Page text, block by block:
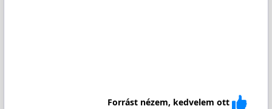
Forrást nézem, kedvelem ott